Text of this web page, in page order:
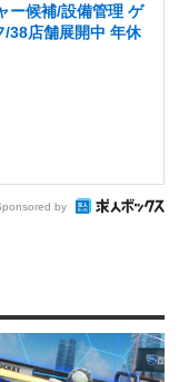
ー候補/設備管理 ゲ
/38店舗展開中 年休
by